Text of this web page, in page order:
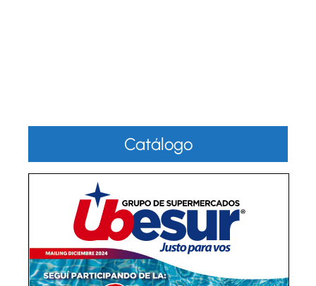
Catálogo